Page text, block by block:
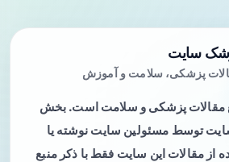
سایت
پزشکی، سلامت و آموزش
مقالات پزشکی و سلامت است. بخش
توسط مسئولین سایت نوشته یا
از مقالات این سایت فقط با ذکر منبع